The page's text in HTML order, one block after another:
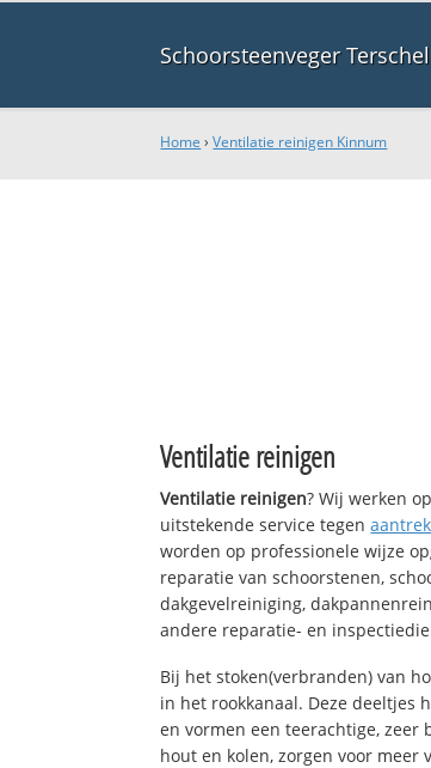
Schoorsteenveger
Home ›Ventilatie reinigen Kinnum
Ventilatie reinigen
Ventilatie reinigen? Wij werken
uitstekende service tegen
worden op professionele wijze
reparatie van schoorstenen,
dakgevelreiniging,
andere reparatie- en
Bij het stoken(verbranden) van
in het rookkanaal. Deze deeltjes
en vormen een teerachtige, zeer
hout en kolen, zorgen voor meer